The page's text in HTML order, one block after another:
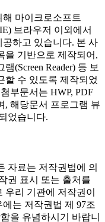
마이크로소프트
브라우저 이외에서
하고 있습니다. 본 사
을 기반으로 제작되어,
(Screen Reader) 등 보
할 수 있도록 제작되었
부문서는 HWP, PDF
, 해당문서 프로그램 뷰
었습니다.
자료는 저작권법에 의
권 표시 또는 출처를
리 기관에 저작권이
는 저작권법 제 97조
을 유념하시기 바랍니